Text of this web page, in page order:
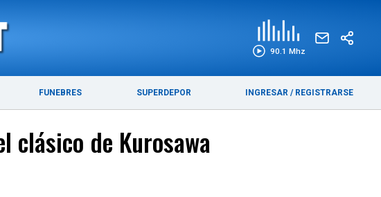
90.1 Mhz
FUNEBRES SUPERDEPOR INGRESAR / REGISTRARSE
MADRYN
clásico de Kurosawa